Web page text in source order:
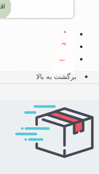
1
2
←
برگشت به بالا